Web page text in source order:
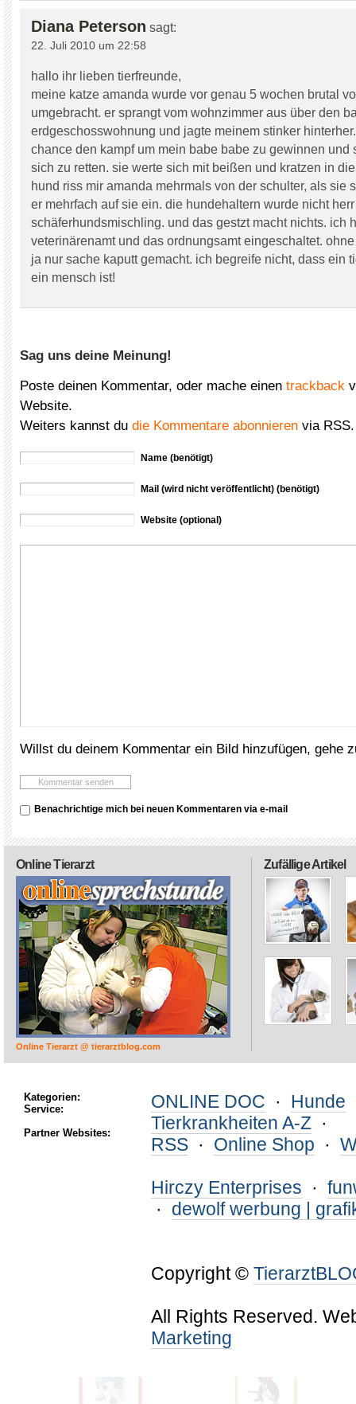
Diana Peterson sagt:
22. Juli 2010 um 22:58
hallo ihr lieben tierfreunde,
meine katze amanda wurde vor genau 5 wochen brutal
umgebracht. er sprangt vom wohnzimmer aus über den
erdgeschosswohnung und jagte meinem stinker
chance den kampf um mein babe babe zu gewinnen und
sich zu retten. sie werte sich mit beißen und kratzen in
hund riss mir amanda mehrmals von der schulter, als sie
er mehrfach auf sie ein. die hundehaltern wurde nicht
schäferhundsmischling. und das gestzt macht nichts. ich
veterinärenamt und das ordnungsamt eingeschaltet.
ja nur sache kaputt gemacht. ich begreife nicht, dass ein
ein mensch ist!
Sag uns deine Meinung!
Poste deinen Kommentar, oder mache einen trackback
Website.
Weiters kannst du die Kommentare abonnieren via RSS.
Name (benötigt)
Mail (wird nicht veröffentlicht) (benötigt)
Website (optional)
Willst du deinem Kommentar ein Bild hinzufügen, gehe
Benachrichtige mich bei neuen Kommentaren via e-mail
Zufällige Artikel
Online Tierarzt
Online Tierarzt @ tierarztblog.com
Kategorien:
Service:
Partner Websites:
ONLINE DOC · Hunde
Tierkrankheiten A-Z ·
RSS · Online Shop ·
Hirczy Enterprises ·
· dewolf werbung |
Copyright ©
All Rights Reserved.
Marketing